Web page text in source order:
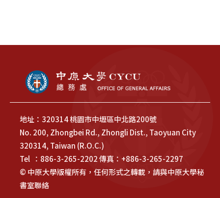
地址：320314 桃園市中壢區中北路200號
No. 200, Zhongbei Rd., Zhongli Dist., Taoyuan City
320314, Taiwan (R.O.C.)
Tel ：886-3-265-2202 傳真：+886-3-265-2297
© 中原大學版權所有，任何形式之轉載，請與中原大學秘
書室聯絡